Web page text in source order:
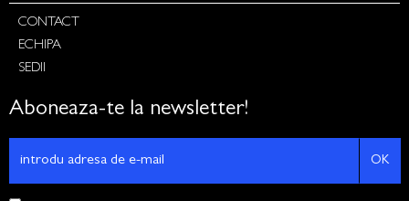
CONTACT
ECHIPA
SEDII
Aboneaza-te la newsletter!
OK